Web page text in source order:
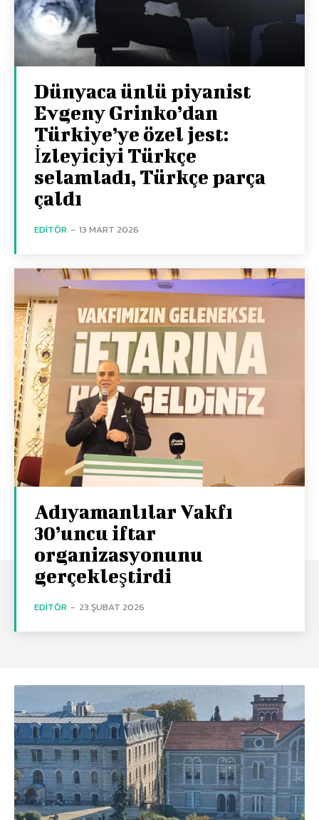
Dünyaca ünlü piyanist
Evgeny Grinko’dan
Türkiye’ye özel jest:
İzleyiciyi Türkçe
selamladı, Türkçe parça
çaldı
EDITÖR - 13 MART 2026
Adıyamanlılar Vakfı
30’uncu iftar
organizasyonunu
gerçekleştirdi
EDITÖR - 23 ŞUBAT 2026